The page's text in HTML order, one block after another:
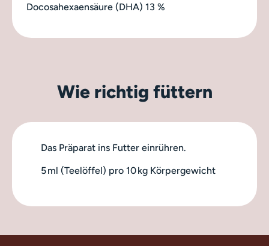
Docosahexaensäure (DHA) 13 %
Wie richtig füttern
Das Präparat ins Futter einrühren.
5 ml (Teelöffel) pro 10 kg Körpergewicht